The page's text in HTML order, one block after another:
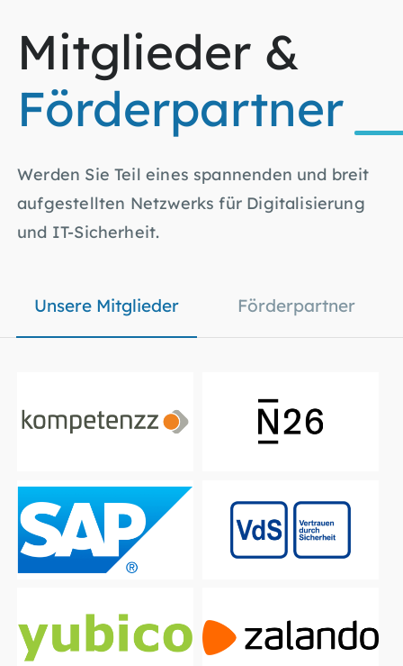
Mitglieder &
Förderpartner
Werden Sie Teil eines spannenden und breit
aufgestellten Netzwerks für Digitalisierung
und IT-Sicherheit.
Unsere Mitglieder Förderpartner